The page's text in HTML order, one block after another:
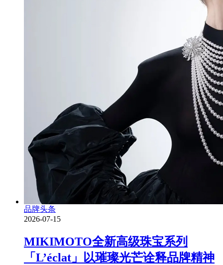
品牌头条
2026-07-15
MIKIMOTO全新高级珠宝系列
「L’éclat」以璀璨光芒诠释品牌精神